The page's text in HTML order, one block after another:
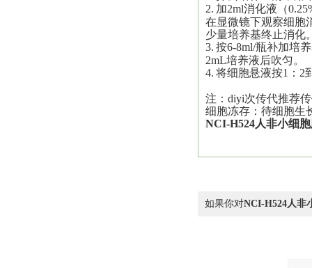
2. 加2ml消化液（
在显微镜下观察细胞
少量培养基终止消化
3. 按6-8ml/瓶补加培
2mL培养液后吹匀。
4. 将细胞悬液按1：2
注： diyi次传代推荐
细胞冻存：待细胞生
NCI-H524人非小细
如果你对NCI-H524人非